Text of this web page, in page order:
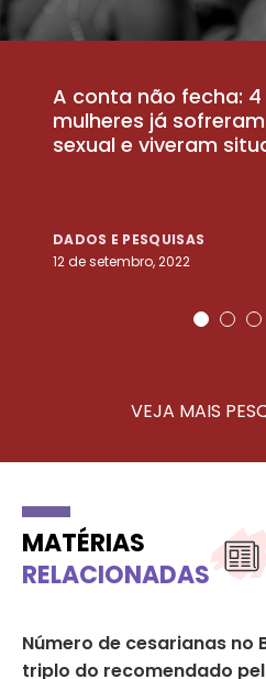
A conta não fecha:
mulheres já
sexual e viveram
DADOS E PESQUISAS
12 de setembro, 2022
VEJA MAIS
MATÉRIAS
RELACIONADAS
Número de cesarianas no
triplo do recomendado